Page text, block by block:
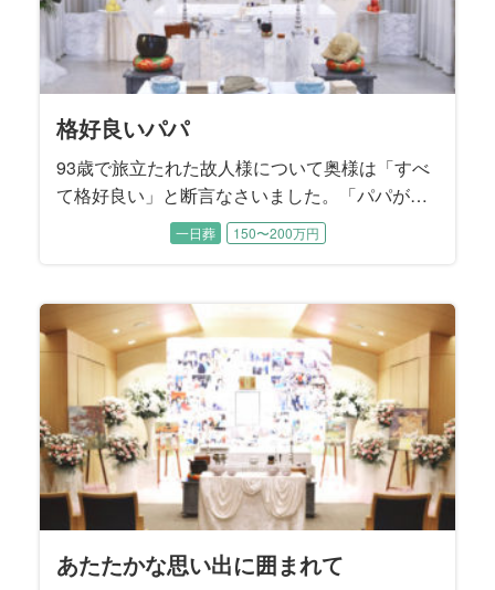
格好良いパパ
93歳で旅立たれた故人様について奥様は「すべ
て格好良い」と断言なさいました。「パパが全
部やってくれたから、私は何も出来なく
て……」と肩を落として涙するお母様に、二人
進みました。 読書家で音楽鑑賞がご趣味だった
無口でダンディな故人様を『格好良く送る』こ
とがご葬儀のテーマになりました。
一日葬 150〜200万円
あたたかな思い出に囲まれて